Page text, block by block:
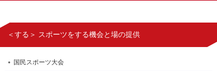
＜する＞ スポーツをする機会と場の提供
国民スポーツ大会